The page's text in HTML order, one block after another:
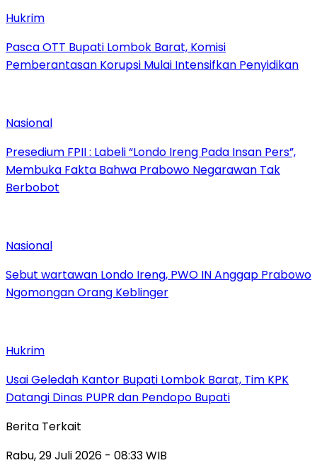
Hukrim
Pasca OTT Bupati Lombok Barat, Komisi
Pemberantasan Korupsi Mulai Intensifkan Penyidikan
Nasional
Presedium FPII : Labeli “Londo Ireng Pada Insan Pers”,
Membuka Fakta Bahwa Prabowo Negarawan Tak
Berbobot
Nasional
Sebut wartawan Londo Ireng, PWO IN Anggap Prabowo
Ngomongan Orang Keblinger
Hukrim
Usai Geledah Kantor Bupati Lombok Barat, Tim KPK
Datangi Dinas PUPR dan Pendopo Bupati
Berita Terkait
Rabu, 29 Juli 2026 - 08:33 WIB